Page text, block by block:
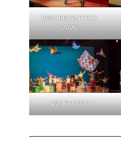
DESOBEDIENTEAK
2025
NIZUGU 2025